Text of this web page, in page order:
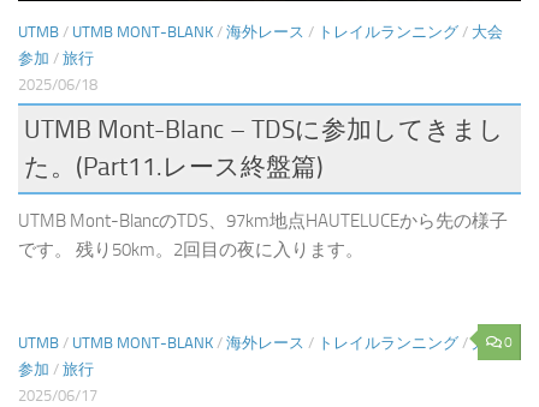
UTMB / UTMB MONT-BLANK / 海外レース / トレイルランニング / 大会
参加 / 旅行
2025/06/18
UTMB Mont-Blanc – TDSに参加してきまし
た。(Part11.レース終盤篇)
UTMB Mont-BlancのTDS、97km地点HAUTELUCEから先の様子
です。 残り50km。2回目の夜に入ります。
0
UTMB / UTMB MONT-BLANK / 海外レース / トレイルランニング /大会
参加 / 旅行
2025/06/17